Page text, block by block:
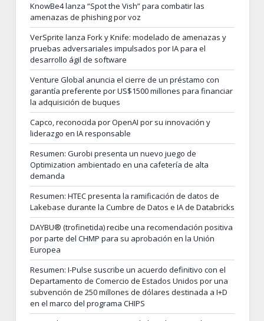
KnowBe4 lanza “Spot the Vish” para combatir las
amenazas de phishing por voz
VerSprite lanza Fork y Knife: modelado de amenazas y
pruebas adversariales impulsados por IA para el
desarrollo ágil de software
Venture Global anuncia el cierre de un préstamo con
garantía preferente por US$1500 millones para financiar
la adquisición de buques
Capco, reconocida por OpenAI por su innovación y
liderazgo en IA responsable
Resumen: Gurobi presenta un nuevo juego de
Optimization ambientado en una cafetería de alta
demanda
Resumen: HTEC presenta la ramificación de datos de
Lakebase durante la Cumbre de Datos e IA de Databricks
DAYBU® (trofinetida) recibe una recomendación positiva
por parte del CHMP para su aprobación en la Unión
Europea
Resumen: I-Pulse suscribe un acuerdo definitivo con el
Departamento de Comercio de Estados Unidos por una
subvención de 250 millones de dólares destinada a I+D
en el marco del programa CHIPS